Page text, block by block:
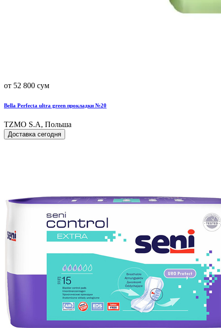
от 52 800 сум
Bella Perfecta ultra green прокладки №20
TZMO S.A, Польша
Доставка сегодня